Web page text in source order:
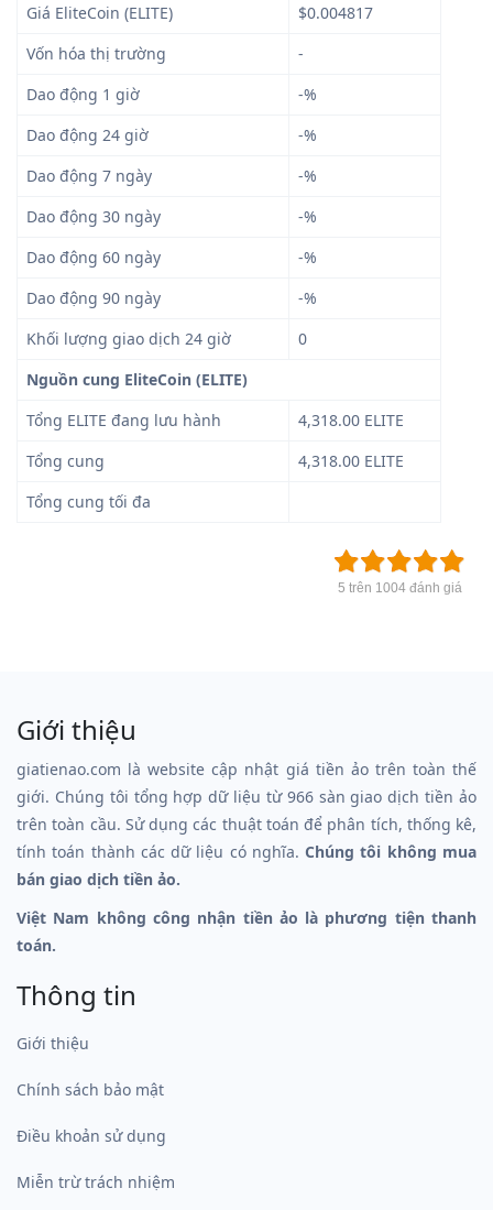
Giá EliteCoin (ELITE)
$0.004817
Vốn hóa thị trường
-
Dao động 1 giờ
-%
Dao động 24 giờ
-%
Dao động 7 ngày
-%
Dao động 30 ngày
-%
Dao động 60 ngày
-%
Dao động 90 ngày
-%
Khối lượng giao dịch 24 giờ
0
Nguồn cung EliteCoin (ELITE)
Tổng ELITE đang lưu hành
4,318.00 ELITE
Tổng cung
4,318.00 ELITE
Tổng cung tối đa
5 trên 1004 đánh giá
Giới thiệu
giatienao.com là website cập nhật giá tiền ảo trên toàn thế
giới. Chúng tôi tổng hợp dữ liệu từ 966 sàn giao dịch tiền ảo
trên toàn cầu. Sử dụng các thuật toán để phân tích, thống kê,
tính toán thành các dữ liệu có nghĩa.Chúng tôi không mua
bán giao dịch tiền ảo.
Việt Nam không công nhận tiền ảo là phương tiện thanh
toán.
Thông tin
Giới thiệu
Chính sách bảo mật
Điều khoản sử dụng
Miễn trừ trách nhiệm